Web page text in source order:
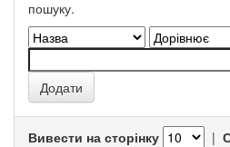
пошуку.
Вивести на сторінку |